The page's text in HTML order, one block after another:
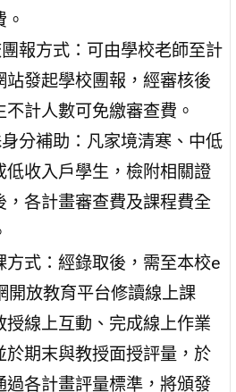
報方式：可由學校老師至計
站發起學校團報，經審核後
不計人數可免繳審查費。
分補助：凡家境清寒、中低
低收入戶學生，檢附相關證
，各計畫審查費及課程費全
方式：經錄取後，需至本校e
開放教育平台修讀線上課
授線上互動、完成線上作業
於期末與教授面授評量，於
過各計畫評量標準，將頒發